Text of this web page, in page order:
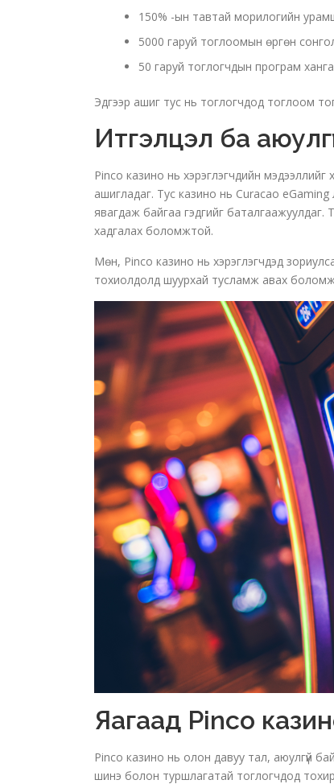
150% -ын тавтай морилогийн
5000 гаруй тоглоомын өргөн
50 гаруй тоглогчдын програм
Эдгээр ашиг тус нь тоглогчдод тоглоом
Итгэлцэл ба
Pinco казино нь хэрэглэгчдийн мэдээллийг
ашигладаг. Тус казино нь Curacao eGaming
явагдаж байгаа гэдгийг
хадгалах боломжтой.
Мөн, Pinco казино нь хэрэглэгчдэд
тохиолдолд шуурхай тусламж авах
Яагаад Pinco
Pinco казино нь олон давуу тал, аюулгүй
шинэ болон туршлагатай тоглогчдод